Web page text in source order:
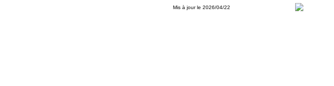
Mis à jour le 2026/04/22